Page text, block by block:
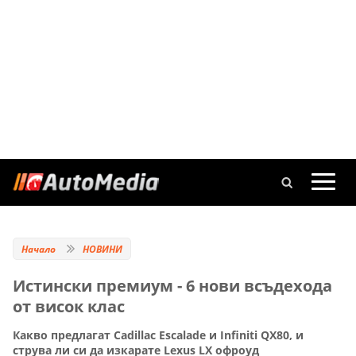
Начало НОВИНИ
Истински премиум - 6 нови всъдехода
от висок клас
Какво предлагат Cadillac Escalade и Infiniti QX80, и
струва ли си да изкарате Lexus LX офроуд